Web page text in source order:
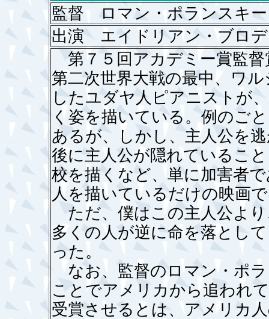
監督 ロマン・ポランスキー
出演 エイドリアン・ブロ
第７５回アカデミー賞監督
第二次世界大戦の最中、ワ
したユダヤ人ピアニストが
く姿を描いている。例のご
あるが、しかし、主人公を
後に主人公が隠れているこ
校を描くなど、単に加害者
人を描いているだけの映画
ただ、僕はこの主人公よ
多くの人が逆に命を落とし
った。
なお、監督のロマン・ポ
ことでアメリカから追われ
受賞させるとは、アメリカ